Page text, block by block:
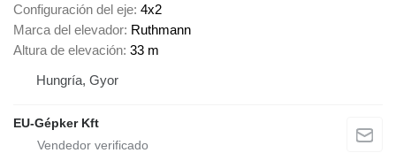
Configuración del eje 4x2
Marca del elevador Ruthmann
Altura de elevación 33 m
Hungría, Gyor
EU-Gépker Kft